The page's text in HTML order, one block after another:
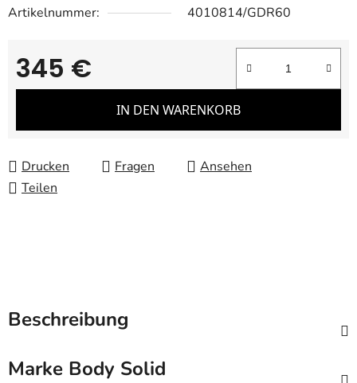
Artikelnummer:
4010814/GDR60
345 €
Verkaufspreis:
IN DEN WARENKORB
Drucken Fragen
Ansehen
Teilen
Beschreibung
Marke Body Solid